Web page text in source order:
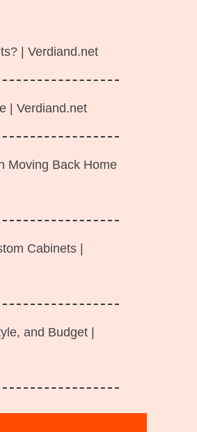
| Verdiand.net
| Verdiand.net
Moving Back Home
Cabinets |
and Budget |